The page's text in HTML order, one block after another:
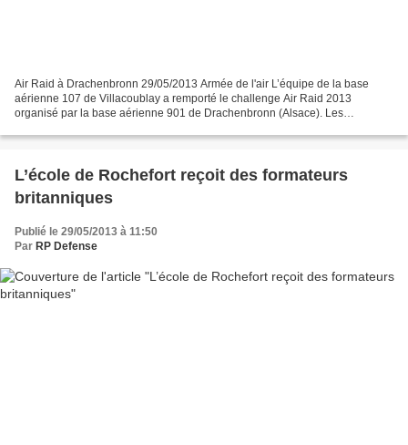
Air Raid à Drachenbronn 29/05/2013 Armée de l'air L’équipe de la base
aérienne 107 de Villacoublay a remporté le challenge Air Raid 2013
organisé par la base aérienne 901 de Drachenbronn (Alsace). Les
L’école de Rochefort reçoit des formateurs
britanniques
Publié le 29/05/2013 à 11:50
Par RP Defense